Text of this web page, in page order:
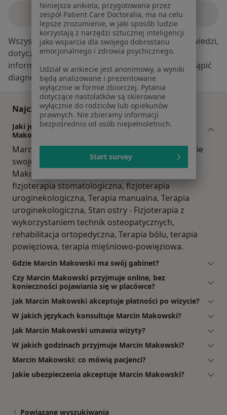
Zobacz wszystkie odpowiedzi
Wszystkie treści, w szczególności pytania i odpowiedzi,
dotyczące tematyki medycznej mają charakter
informacyjny i w żadnym wypadku nie mogą zastąpić
diagnozy medycznej.
Najczęściej zadawane pytania
Jaki jest zakres porad oferowanych przez Marcin
Makowski?
Marcin Makowski to fizjoterapeuta. Na podstawie
swojego doświadczenia i wykształcenia Marcin
Makowski oferuje usługi takie jak: rehabilitacja,
fizjoterapia stomatologiczna, fizjoterapia
uroginekologiczna, Terapia manualna, Terapia
uroginekologiczna, Stan ostry - Fizjoterapia z
wykorzystaniem technik osteopatycznych,
rehabilitacja ortopedyczna, Terapia bólu, terapia
powięziowa, terapia mięśniowo-powięziowa.
Gdzie Marcin Makowski ma swój gabinet?
Czy Marcin Makowski przyjmuje online, bez
konieczności pojawiania się w placówce?
Jak Marcin Makowski akceptuje płatności po wizycie?
W jakich językach konsultuje Marcin Makowski?
Jak Marcin Makowski umawia wizyty?
W jakich godzinach przyjmuje Marcin Makowski?
Marcin Makowski: co mówią pacjenci?
Jakie ubezpieczenia akceptuje Marcin Makowski?
Powiązane wyszukiwania
Niniejsza ankieta, przygotowana przez
zespół Patient Care Doctoralia, ma na celu
lepsze zrozumienie, w jaki sposób ludzie
korzystają z narzędzi sztucznej inteligencji
jako wsparcia dla swojego dobrostanu
emocjonalnego i zdrowia psychicznego.
Udział w ankiecie jest anonimowy, a wyniki
będą analizowane i prezentowane
wyłącznie w formie zbiorczej. Pytania
dotyczące nastolatków są skierowane
wyłącznie do rodziców lub opiekunów
prawnych. Nie zbieramy informacji
bezpośrednio od osób niepełnoletnich.
Start survey